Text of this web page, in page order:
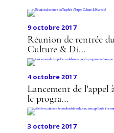
9 octobre 2017
Réunion de rentrée
Culture & Di...
4 octobre 2017
Lancement de l'appel
le progra...
3 octobre 2017